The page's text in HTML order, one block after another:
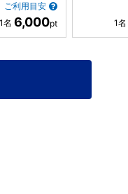
ご利用目安
6,000